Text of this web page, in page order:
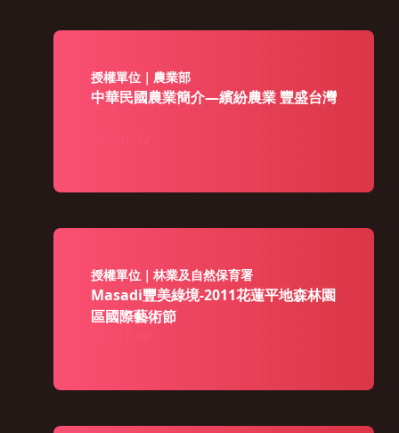
授權單位｜農業部
中華民國農業簡介—繽紛農業 豐盛台灣
授權單位｜林業及自然保育署
Masadi豐美綠境-2011花蓮平地森林園
區國際藝術節